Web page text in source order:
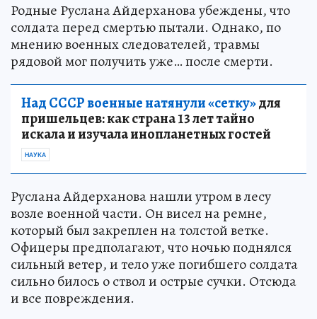
Родные Руслана Айдерханова убеждены, что
солдата перед смертью пытали. Однако, по
мнению военных следователей, травмы
рядовой мог получить уже… после смерти.
Над СССР военные натянули «сетку»для
пришельцев: как страна 13 лет тайно
искала и изучала инопланетных гостей
НАУКА
Руслана Айдерханова нашли утром в лесу
возле военной части. Он висел на ремне,
который был закреплен на толстой ветке.
Офицеры предполагают, что ночью поднялся
сильный ветер, и тело уже погибшего солдата
сильно билось о ствол и острые сучки. Отсюда
и все повреждения.